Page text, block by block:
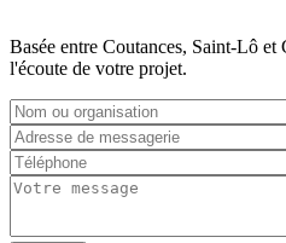
Basée entre Coutances, Saint-Lô et
l'écoute de votre projet.